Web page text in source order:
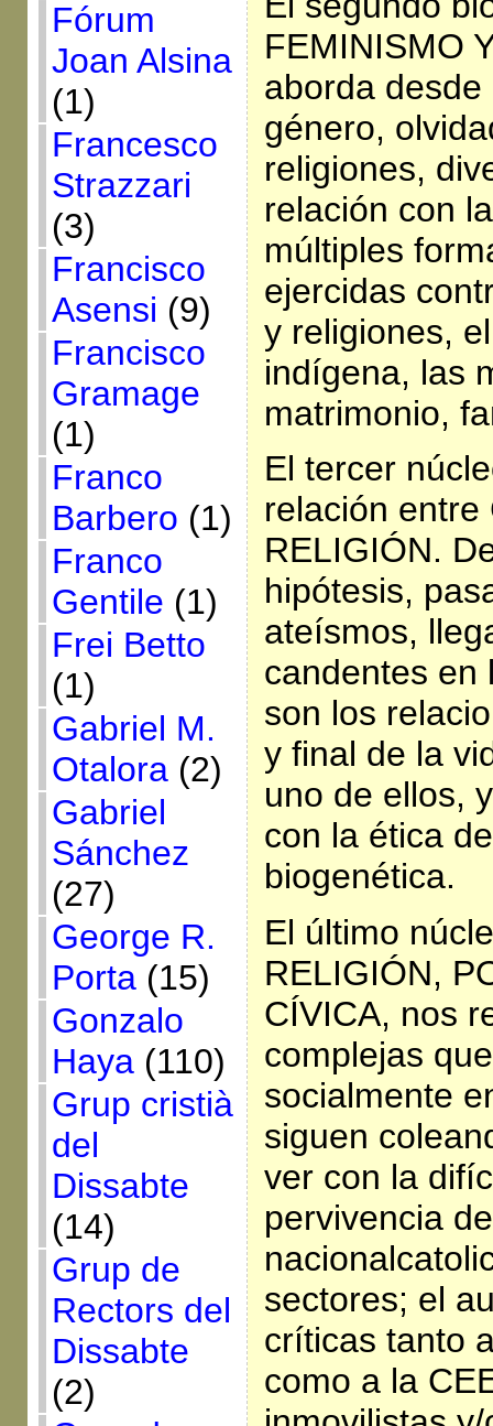
Fórum
Joan Alsina
(1)
Francesco
Strazzari
(3)
Francisco
Asensi (9)
Francisco
Gramage
(1)
Franco
Barbero (1)
Franco
Gentile (1)
Frei Betto
(1)
Gabriel M.
Otalora(2)
Gabriel
Sánchez
(27)
George R.
Porta(15)
Gonzalo
Haya(110)
Grup cristià
del
Dissabte
(14)
Grup de
Rectors del
Dissabte
(2)
FEMINISMO
aborda
género,
religiones,
relación con
múltiples
ejercidas
y religiones,
indígena, las
matrimonio,
El tercer
relación entre
RELIGIÓN.
hipótesis,
ateísmos,
candentes en
son los
y final de la
uno de ellos,
con la ética
biogenética.
El último
RELIGIÓN,
CÍVICA, nos
complejas
socialmente
siguen
ver con la
pervivencia
sectores; el
críticas tanto
como a la